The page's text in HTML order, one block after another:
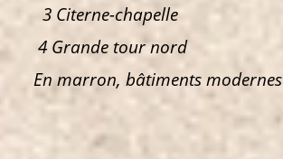
3 Citerne-chapelle
4 Grande tour nord
En marron, bâtiments modernes